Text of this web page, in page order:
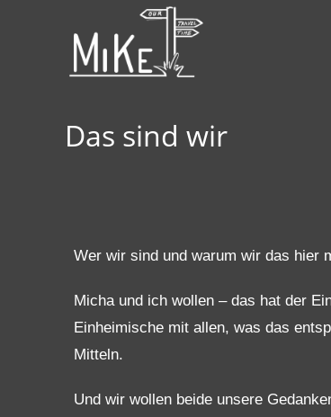
Das sind wir
Wer wir sind und warum wir das hier
Micha und ich wollen – das hat der
Einheimische mit allen, was das
Mitteln.
Und wir wollen beide unsere